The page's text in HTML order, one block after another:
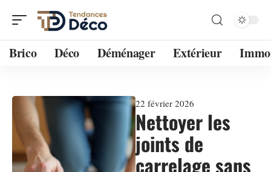
Brico Déco Déménager Extérieur Immo
22 février 2026
Nettoyer les
joints de
carrelage sans